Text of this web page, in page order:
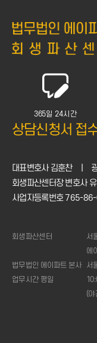
365일 24시간
상담신청서 접
대표변호사 김훈찬
회생파산센터장 변호사
사업자등록번호 765-
회생파산센터
서
에
법무법인 에이파트 본사
서
업무시간 평일
(야